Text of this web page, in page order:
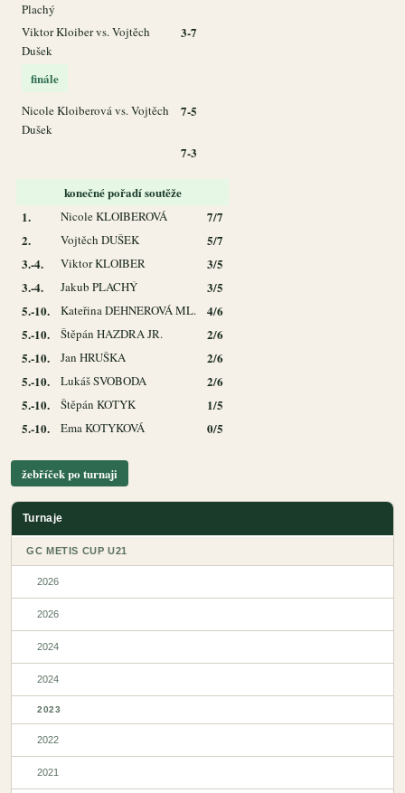
Plachý
Viktor Kloiber vs. Vojtěch
Dušek
3-7
finále
Nicole Kloiberová vs. Vojtěch
Dušek
7-5
7-3
konečné pořadí soutěže
1.
Nicole KLOIBEROVÁ
7/7
2.
Vojtěch DUŠEK
5/7
3.-4.
Viktor KLOIBER
3/5
3.-4.
Jakub PLACHÝ
3/5
5.-10.
Kateřina DEHNEROVÁ ML.
4/6
5.-10.
Štěpán HAZDRA JR.
2/6
5.-10.
Jan HRUŠKA
2/6
5.-10.
Lukáš SVOBODA
2/6
5.-10.
Štěpán KOTYK
1/5
5.-10.
Ema KOTYKOVÁ 0/5
žebříček po turnaji
Turnaje
GC METIS CUP U21
2026
2026
2024
2024
2023
2022
2021